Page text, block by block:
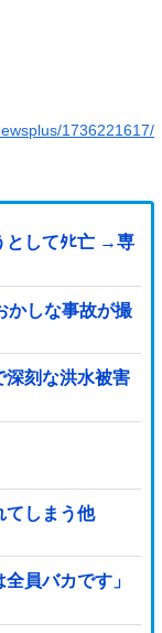
1736221617/
としてﾀﾋ亡 →専
かしな事故が撮
深刻な洪水被害
てしまう他
員バカです」